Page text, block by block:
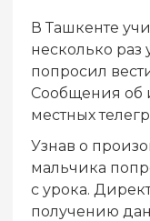
В Ташкенте
несколько раз
попросил
Сообщения об
местных
Узнав о
мальчика
с урока.
получению